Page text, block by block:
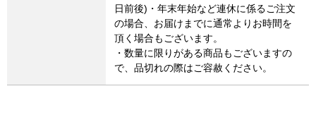
日前後)・年末年始など連休に係るご注文
の場合、お届けまでに通常よりお時間を
頂く場合もございます。
・数量に限りがある商品もございますの
で、品切れの際はご容赦ください。